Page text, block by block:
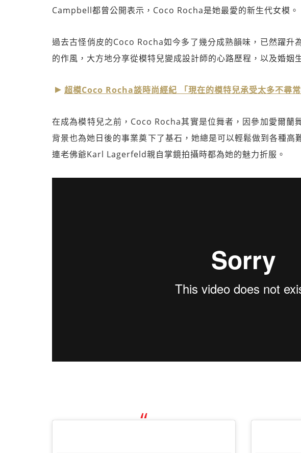
Campbell都曾公開表示，Coco Rocha是她最愛的新生代女模。
過去古怪俏皮的Coco Rocha如今多了幾分成熟韻味，已然躍升
的作風，大方地分享從模特兒變成設計師的心路歷程，以及婚姻
超模Coco Rocha談時尚經紀 「現在的模特兒承受太多不尋常
在成為模特兒之前，Coco Rocha其實是位舞者，因參加愛爾蘭
背景也為她日後的事業奠下了基石，她總是可以輕鬆做到各種高
連老佛爺Karl Lagerfeld親自掌鏡拍攝時都為她的魅力折服。